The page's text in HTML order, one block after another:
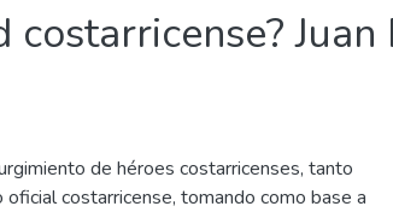
Juan
de héroes costarricenses, tanto
costarricense, tomando como base a